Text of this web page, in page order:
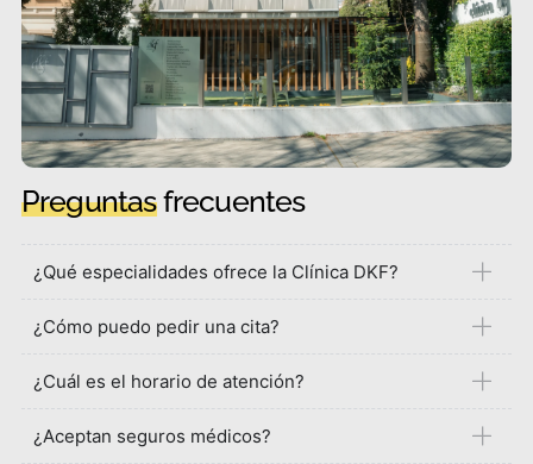
Preguntasfrecuentes
¿Qué especialidades ofrece la Clínica DKF?
¿Cómo puedo pedir una cita?
¿Cuál es el horario de atención?
¿Aceptan seguros médicos?